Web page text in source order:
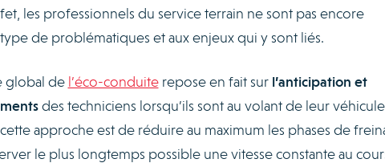
les professionnels du service terrain ne sont pas encore
de problématiques et aux enjeux qui y sont liés.
global de l’éco-conduiterepose en fait sur l’anticipation et
des techniciens lorsqu’ils sont au volant de leur véhicule
approche est de réduire au maximum les phases de
le plus longtemps possible une vitesse constante au